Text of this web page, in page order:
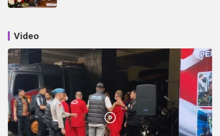
Video